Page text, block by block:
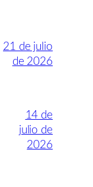
21 de julio
de 2026
14 de
julio de
2026